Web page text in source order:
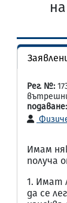
Рег. №:
подаване:
Имам
получа
1. Имат
да се